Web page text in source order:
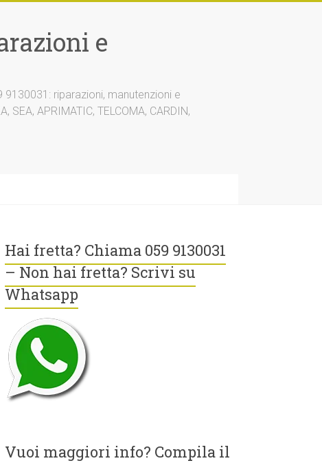
e
riparazioni, manutenzioni e
SEA, APRIMATIC, TELCOMA, CARDIN,
Hai fretta? Chiama 059 9130031
– Non hai fretta? Scrivi su
Whatsapp
Vuoi maggiori info? Compila il